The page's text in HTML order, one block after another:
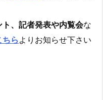
、記者発表や内覧会な
ら よりお知らせ下さい